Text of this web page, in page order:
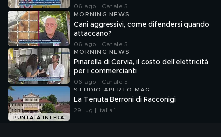
06 ago | Canale 5
MORNING NEWS
Cani aggressivi, come difendersi quando
attaccano?
06 ago | Canale 5
MORNING NEWS
Pinarella di Cervia, il costo dell'elettricità
per i commercianti
06 ago | Canale 5
PUNTATA INTERA
STUDIO APERTO MAG
La Tenuta Berroni di Racconigi
29 lug | Italia 1